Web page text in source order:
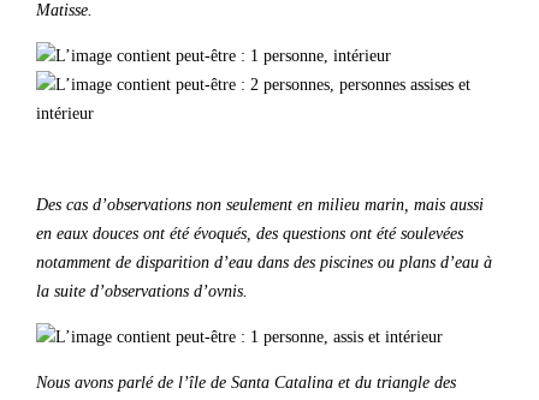
Matisse.
Des cas d’observations non seulement en milieu marin, mais aussi
en eaux douces ont été évoqués, des questions ont été soulevées
notamment de disparition d’eau dans des piscines ou plans d’eau à
la suite d’observations d’ovnis.
Nous avons parlé de l’île de Santa Catalina et du triangle des